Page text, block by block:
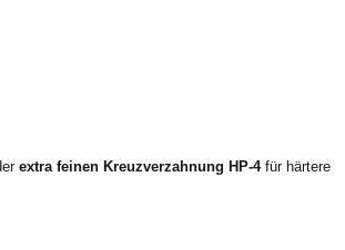
extra feinen Kreuzverzahnung HP-4 für härtere